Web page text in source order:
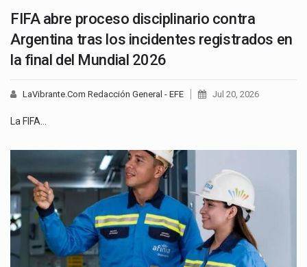
FIFA abre proceso disciplinario contra
Argentina tras los incidentes registrados en
la final del Mundial 2026
LaVibrante.Com Redacción General - EFE Jul 20, 2026
La FIFA…